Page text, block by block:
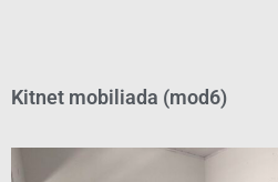
Kitnet mobiliada (mod6)